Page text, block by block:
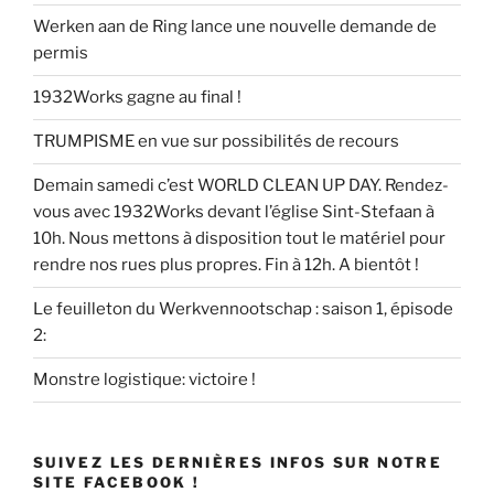
Werken aan de Ring lance une nouvelle demande de
permis
1932Works gagne au final !
TRUMPISME en vue sur possibilités de recours
Demain samedi c’est WORLD CLEAN UP DAY. Rendez-
vous avec 1932Works devant l’église Sint-Stefaan à
10h. Nous mettons à disposition tout le matériel pour
rendre nos rues plus propres. Fin à 12h. A bientôt !
Le feuilleton du Werkvennootschap : saison 1, épisode
2:
Monstre logistique: victoire !
SUIVEZ LES DERNIÈRES INFOS SUR NOTRE
SITE FACEBOOK !